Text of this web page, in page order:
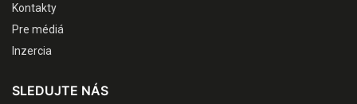
Kontakty
Pre médiá
Inzercia
SLEDUJTE NÁS